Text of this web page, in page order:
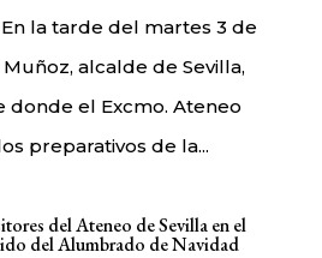
la tarde del martes 3 de
alcalde de Sevilla,
donde el Excmo. Ateneo
preparativos de la...
del Ateneo de Sevilla en el
del Alumbrado de Navidad